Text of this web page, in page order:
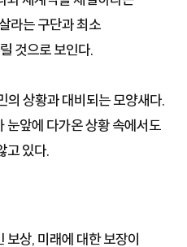
라는 구단과 최소
것으로 보인다.
의 상황과 대비되는 모양새다.
눈앞에 다가온 상황 속에서도
고 있다.
상, 미래에 대한 보장이